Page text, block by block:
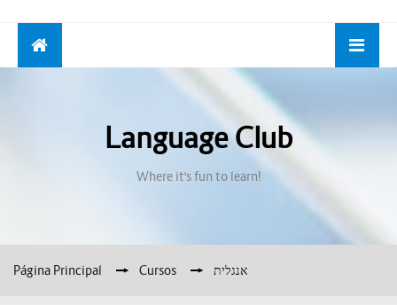
Language Club
Where it's fun to learn!
Página Principal → Cursos → אנגלית